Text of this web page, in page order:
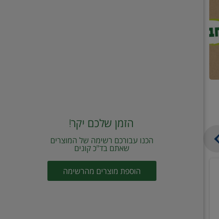
הזמן שלכם יקר!
הכנו עבורכם רשימה של המוצרים
שאתם בד"כ קונים
הוספת מוצרים מהרשימה